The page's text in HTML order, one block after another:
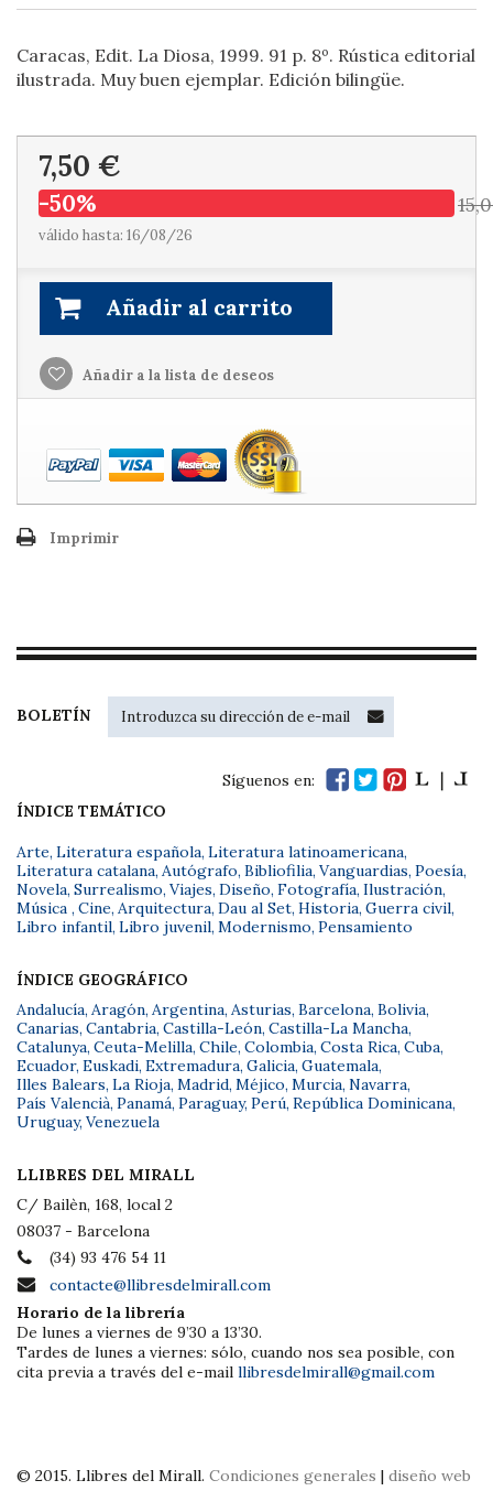
Caracas, Edit. La Diosa, 1999. 91 p. 8º. Rústica editorial
ilustrada. Muy buen ejemplar. Edición bilingüe.
7,50 €
-50%
válido hasta: 16/08/26
Añadir al carrito
Añadir a la lista de deseos
Imprimir
BOLETÍN
Síguenos en:
ÍNDICE TEMÁTICO
Arte, Literatura española, Literatura latinoamericana,
Literatura catalana, Autógrafo, Bibliofilia, Vanguardias, Poesía,
Novela, Surrealismo, Viajes, Diseño, Fotografía, Ilustración,
Música , Cine, Arquitectura, Dau al Set, Historia, Guerra civil,
Libro infantil, Libro juvenil, Modernismo, Pensamiento
ÍNDICE GEOGRÁFICO
Andalucía, Aragón, Argentina, Asturias, Barcelona, Bolivia,
Canarias, Cantabria, Castilla-León, Castilla-La Mancha,
Catalunya, Ceuta-Melilla, Chile, Colombia, Costa Rica, Cuba,
Ecuador, Euskadi, Extremadura, Galicia, Guatemala,
Illes Balears, La Rioja, Madrid, Méjico, Murcia, Navarra,
País Valencià, Panamá, Paraguay, Perú, República Dominicana,
Uruguay, Venezuela
LLIBRES DEL MIRALL
C/ Bailèn, 168, local 2
08037 - Barcelona
(34) 93 476 54 11
contacte@llibresdelmirall.com
Horario de la librería
De lunes a viernes de 9’30 a 13’30.
Tardes de lunes a viernes: sólo, cuando nos sea posible, con
cita previa a través del e-mail llibresdelmirall@gmail.com
© 2015. Llibres del Mirall. Condiciones generales | diseño web